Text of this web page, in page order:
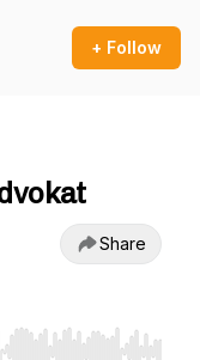
+ Follow
Share